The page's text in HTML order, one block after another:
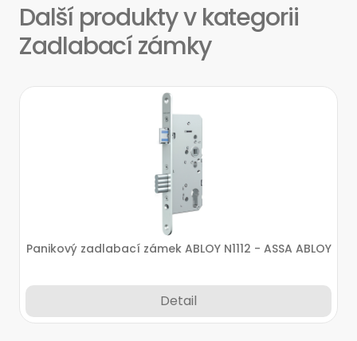
Další produkty v kategorii
Zadlabací zámky
Panikový zadlabací zámek ABLOY N1112 - ASSA ABLOY
Detail